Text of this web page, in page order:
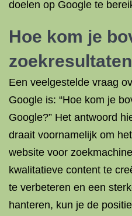
doelen op Google te
Hoe kom je
Een veelgestelde vraag
Google is: “Hoe kom je
Google?” Het antwoord
draait voornamelijk om
website voor
kwalitatieve content te
te verbeteren en een
hanteren, kun je de